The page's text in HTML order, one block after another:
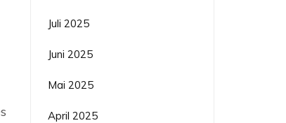
Juli 2025
Juni 2025
Mai 2025
April 2025